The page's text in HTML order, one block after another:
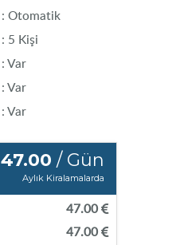
: Otomatik
: 5 Kişi
: Var
: Var
: Var
47.00 / Gün
Aylık Kiralamalarda
47.00
47.00